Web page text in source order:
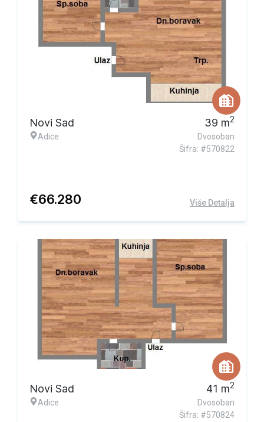
Novi Sad
Adice
39 m2
Dvosoban
Šifra: #570822
€66.280 Više Detalja
Novi Sad
Adice
41 m2
Dvosoban
Šifra: #570824